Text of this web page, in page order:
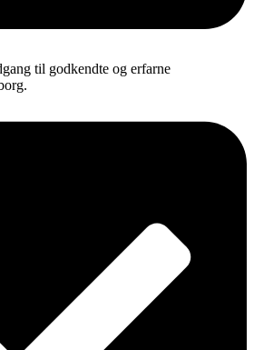
til godkendte og erfarne